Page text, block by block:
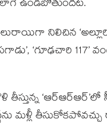
ఉండబోతుందట.
నిలిచిన
‘గూఢచారి
తీస్తున్న
మళ్లీ